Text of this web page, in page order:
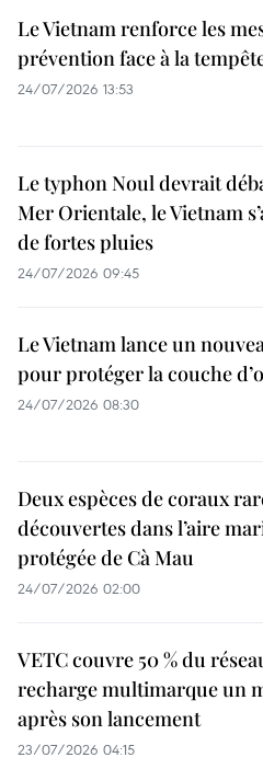
Le Vietnam renforce les
prévention face à la
24/07/2026 13:53
Le typhon Noul devrait
Mer Orientale, le Vietnam
de fortes pluies
24/07/2026 09:45
Le Vietnam lance un
pour protéger la couche
24/07/2026 08:30
Deux espèces de coraux
découvertes dans l’aire
protégée de Cà Mau
24/07/2026 02:00
VETC couvre 50 % du
recharge multimarque un
après son lancement
23/07/2026 04:15